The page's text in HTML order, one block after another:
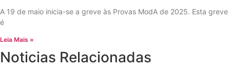
A 19 de maio inicia-se a greve às Provas ModA de 2025. Esta greve
é
Leia Mais »
Noticias Relacionadas